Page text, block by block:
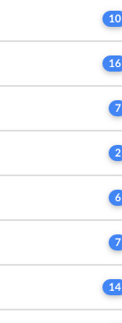
10
16
7
2
6
7
14